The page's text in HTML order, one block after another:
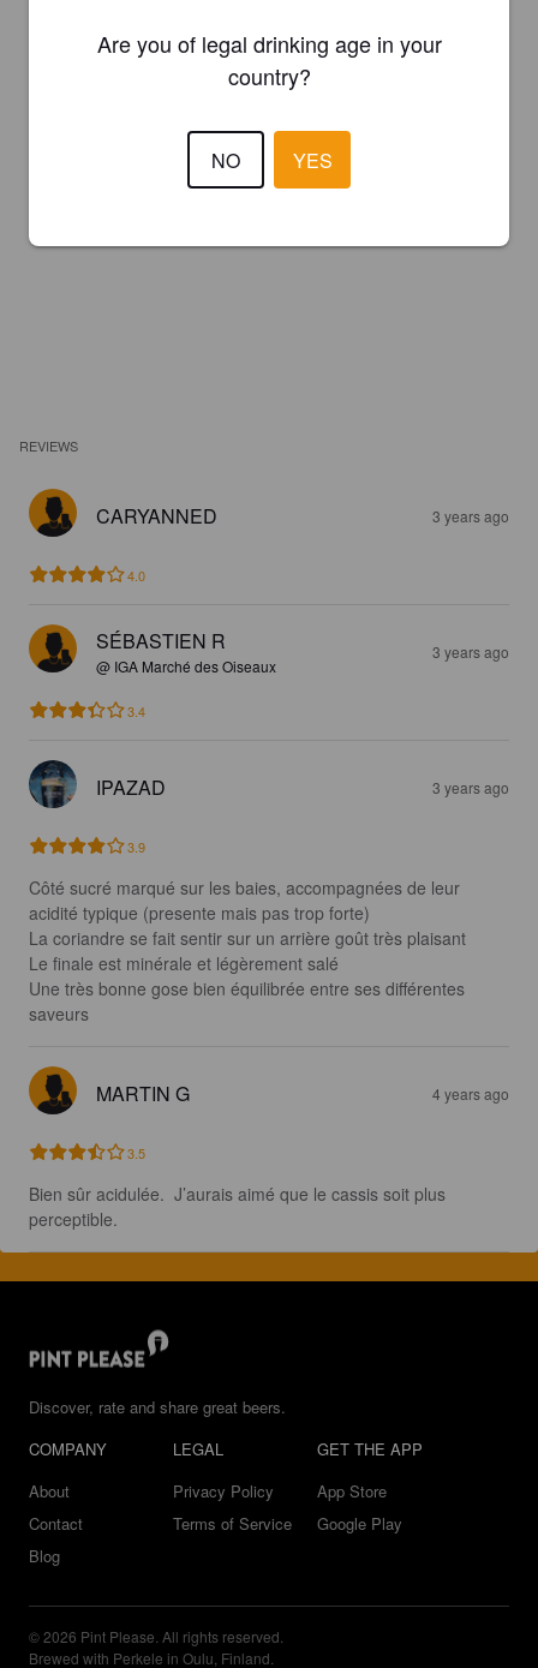
REVIEWS
CARYANNED 3 years ago
4.0
SÉBASTIEN R
@ IGA Marché des Oiseaux
3 years ago
3.4
IPAZAD 3 years ago
3.9
Côté sucré marqué sur les baies, accompagnées de leur
acidité typique (presente mais pas trop forte)
La coriandre se fait sentir sur un arrière goût très plaisant
Le finale est minérale et légèrement salé
Une très bonne gose bien équilibrée entre ses différentes
saveurs
MARTIN G 4 years ago
3.5
Bien sûr acidulée.  J’aurais aimé que le cassis soit plus
perceptible.
Discover, rate and share great beers.
COMPANY
About
Contact
Blog
LEGAL
Privacy Policy
Terms of Service
GET THE APP
App Store
Google Play
© 2026 Pint Please. All rights reserved.
Brewed with Perkele in Oulu, Finland.
Are you of legal drinking age in your
country?
NO YES